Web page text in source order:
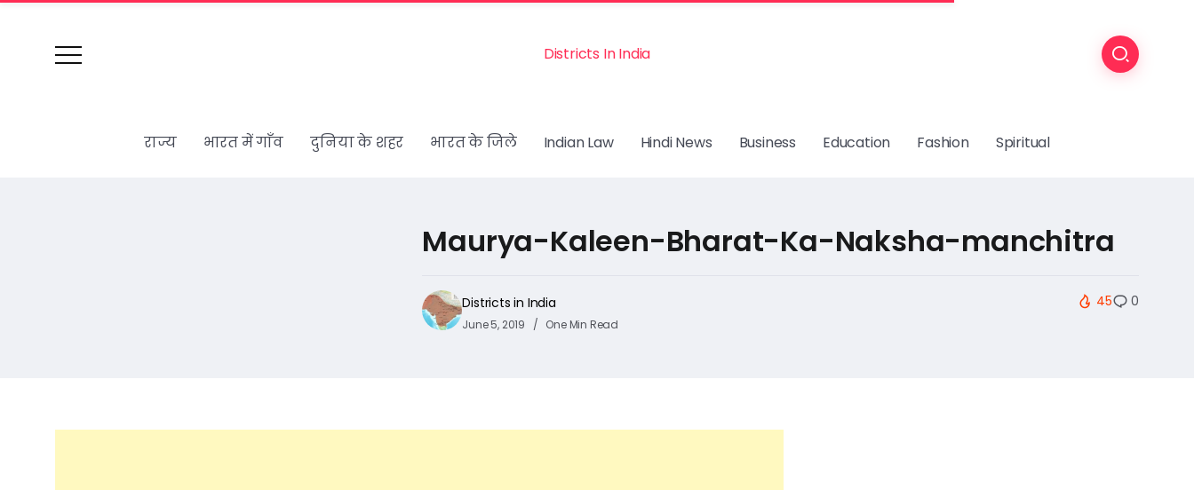
Districts In India
राज्य भारत में गाँव दुनिया के शहर भारत के जिले Indian Law Hindi News Business Education Fashion Spiritual
Maurya-Kaleen-Bharat-Ka-Naksha-manchitra
Districts in India
June 5, 2019 One Min Read
45 0